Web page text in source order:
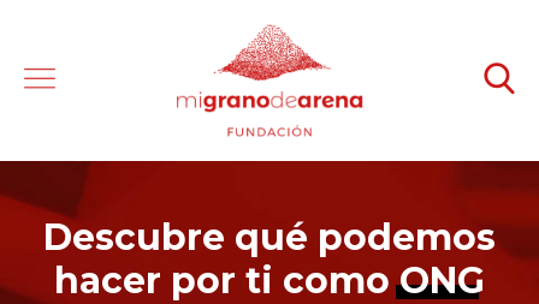
Descubre qué podemos
hacer por ti comoONG